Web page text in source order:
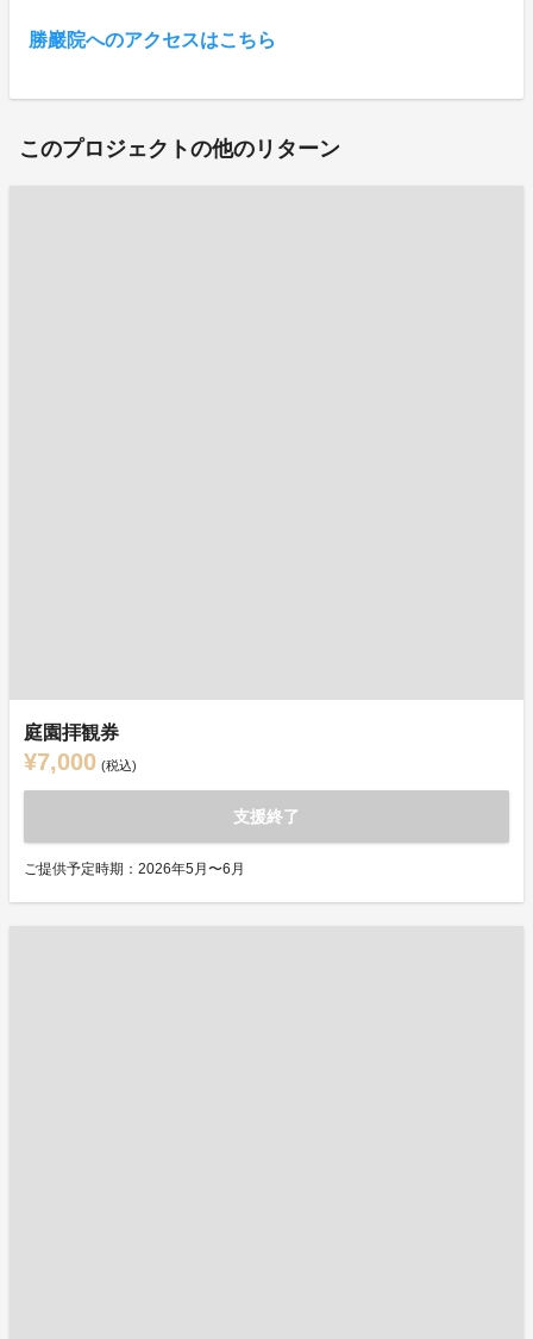
勝巖院へのアクセスはこちら
このプロジェクトの他のリターン
庭園拝観券
¥7,000 (税込)
支援終了
ご提供予定時期：2026年5月〜6月